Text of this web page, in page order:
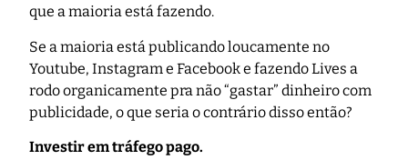
que a maioria está fazendo.
Se a maioria está publicando loucamente no
Youtube, Instagram e Facebook e fazendo Lives a
rodo organicamente pra não “gastar” dinheiro com
publicidade, o que seria o contrário disso então?
Investir em tráfego pago.